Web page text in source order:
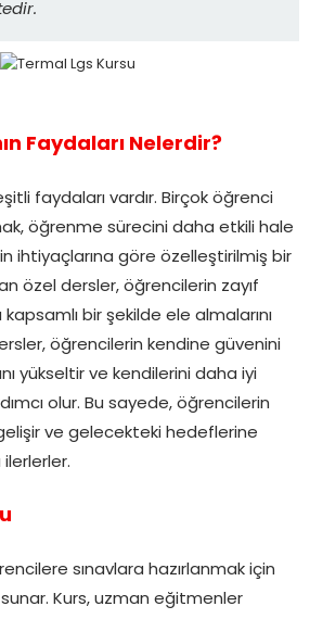
Faydaları Nelerdir?
faydaları vardır. Birçok öğrenci
öğrenme sürecini daha etkili hale
ihtiyaçlarına göre özelleştirilmiş bir
özel dersler, öğrencilerin zayıf
bir şekilde ele almalarını
öğrencilerin kendine güvenini
yükseltir ve kendilerini daha iyi
olur. Bu sayede, öğrencilerin
ve gelecekteki hedeflerine
sınavlara hazırlanmak için
Kurs, uzman eğitmenler